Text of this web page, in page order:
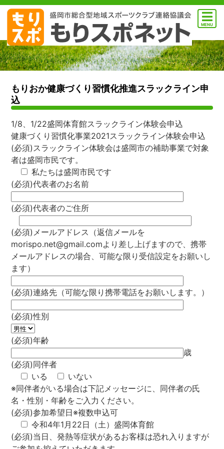
MENU
もりおか健康づくり習慣化推進スラックライン申
込
1/8、1/22盛岡体育館スラックライン体験会申込
健康づくり習慣化事業2021スラックライン体験会申込
(必須)スラックライン体験会は盛岡市の補助事業で対象
者は盛岡市民です。
私たちは盛岡市民です
(必須)代表者のお名前
(必須)代表者のご住所
(必須)メールアドレス（返信メールを
morispo.net@gmail.comより差し上げますので、携帯
メールアドレスの場合、可能な限り受信設定をお願いし
ます）
(必須)連絡先（可能な限り携帯電話をお願いします。）
(必須)性別
(必須)年齢
歳
(必須)同伴者
いる
いない
※同伴者がいる場合は下記メッセージに、同伴者の氏
名・性別・年齢をご入力ください。
(必須)参加希望日※複数申込可
令和4年1月22日（土）盛岡体育館
(必須)当日、発熱等症状があるお客様は恐れ入りますが